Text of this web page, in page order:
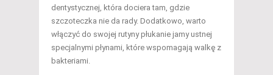
dentystycznej, która dociera tam, gdzie
szczoteczka nie da rady. Dodatkowo, warto
włączyć do swojej rutyny płukanie jamy ustnej
specjalnymi płynami, które wspomagają walkę z
bakteriami.